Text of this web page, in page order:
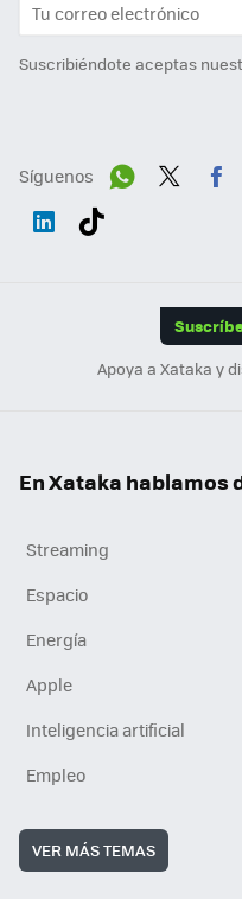
Suscribiéndote aceptas
Síguenos
Apoya a Xataka y
En Xataka hablamos
Streaming
Espacio
Energía
Apple
Inteligencia artificial
Empleo
VER MÁS TEMAS